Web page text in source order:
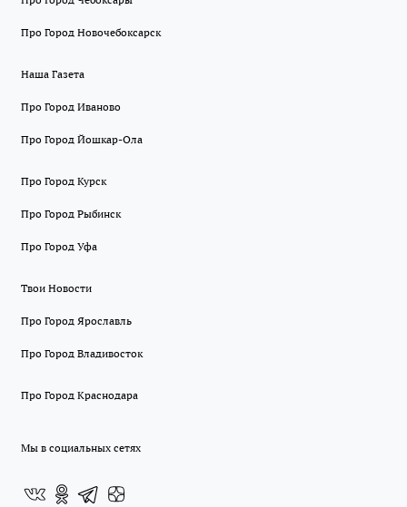
Про Город Новочебоксарск
Наша Газета
Про Город Иваново
Про Город Йошкар-Ола
Про Город Курск
Про Город Рыбинск
Про Город Уфа
Твои Новости
Про Город Ярославль
Про Город Владивосток
Про Город Краснодара
Мы в социальных сетях